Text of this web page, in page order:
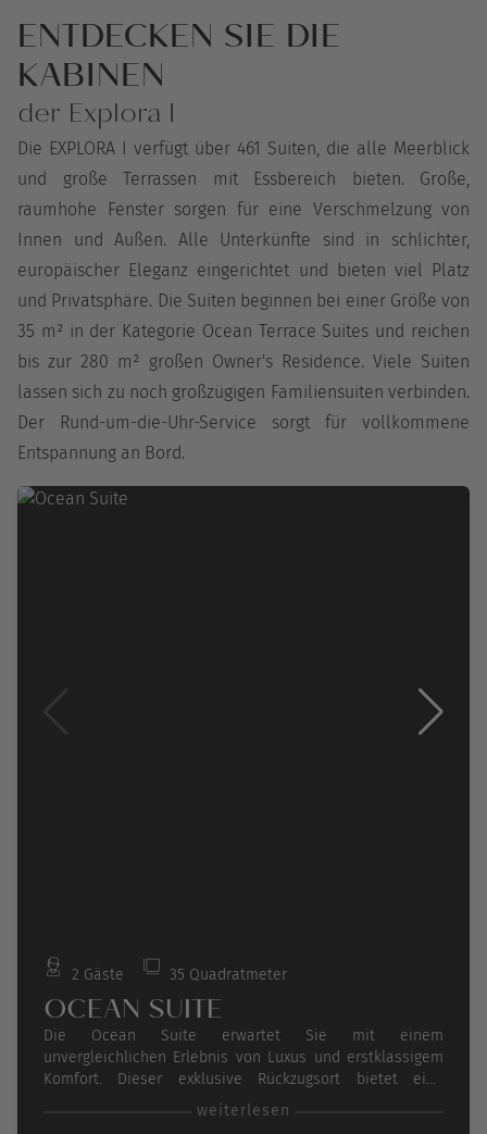
ENTDECKEN SIE DIE
KABINEN
der Explora I
Die EXPLORA I verfügt über 461 Suiten, die alle Meerblick
und große Terrassen mit Essbereich bieten. Große,
raumhohe Fenster sorgen für eine Verschmelzung von
Innen und Außen. Alle Unterkünfte sind in schlichter,
europäischer Eleganz eingerichtet und bieten viel Platz
und Privatsphäre. Die Suiten beginnen bei einer Größe von
35 m² in der Kategorie Ocean Terrace Suites und reichen
bis zur 280 m² großen Owner's Residence. Viele Suiten
lassen sich zu noch großzügigen Familiensuiten verbinden.
Der Rund-um-die-Uhr-Service sorgt für vollkommene
Entspannung an Bord.
2 Gäste 35 Quadratmeter
OCEAN SUITE
Die Ocean Suite erwartet Sie mit einem
unvergleichlichen Erlebnis von Luxus und erstklassigem
Komfort. Dieser exklusive Rückzugsort bietet eine
Vielzahl von Annehmlichkeiten, die Ihren Aufenthalt zu
weiterlesen